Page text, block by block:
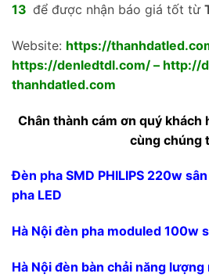
Skip
13 để được nhận báo giá tốt từ
Website: https://
https://denledtdl.com/ – http://
thanhdatled.com
Chân thành cám ơn quý khách
cùng chúng
Đèn pha SMD PHILIPS 220w
pha LED
Hà Nội đèn pha moduled 100w
Hà Nội đèn bàn chải năng